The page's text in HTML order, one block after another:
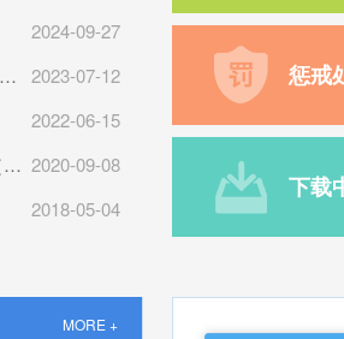
2024-09-27
申请律师执业人员实习管理注意事项及操作流程
2023-07-12
2022-06-15
律师调查取证专用介绍信使用管理办法 （试行） 2020-09-08
2018-05-04
惩戒
下载
MORE +